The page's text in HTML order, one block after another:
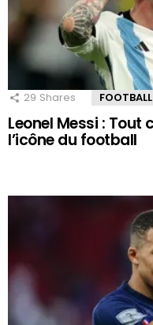
29 Shares
Leonel Messi : Tout
l’icône du football